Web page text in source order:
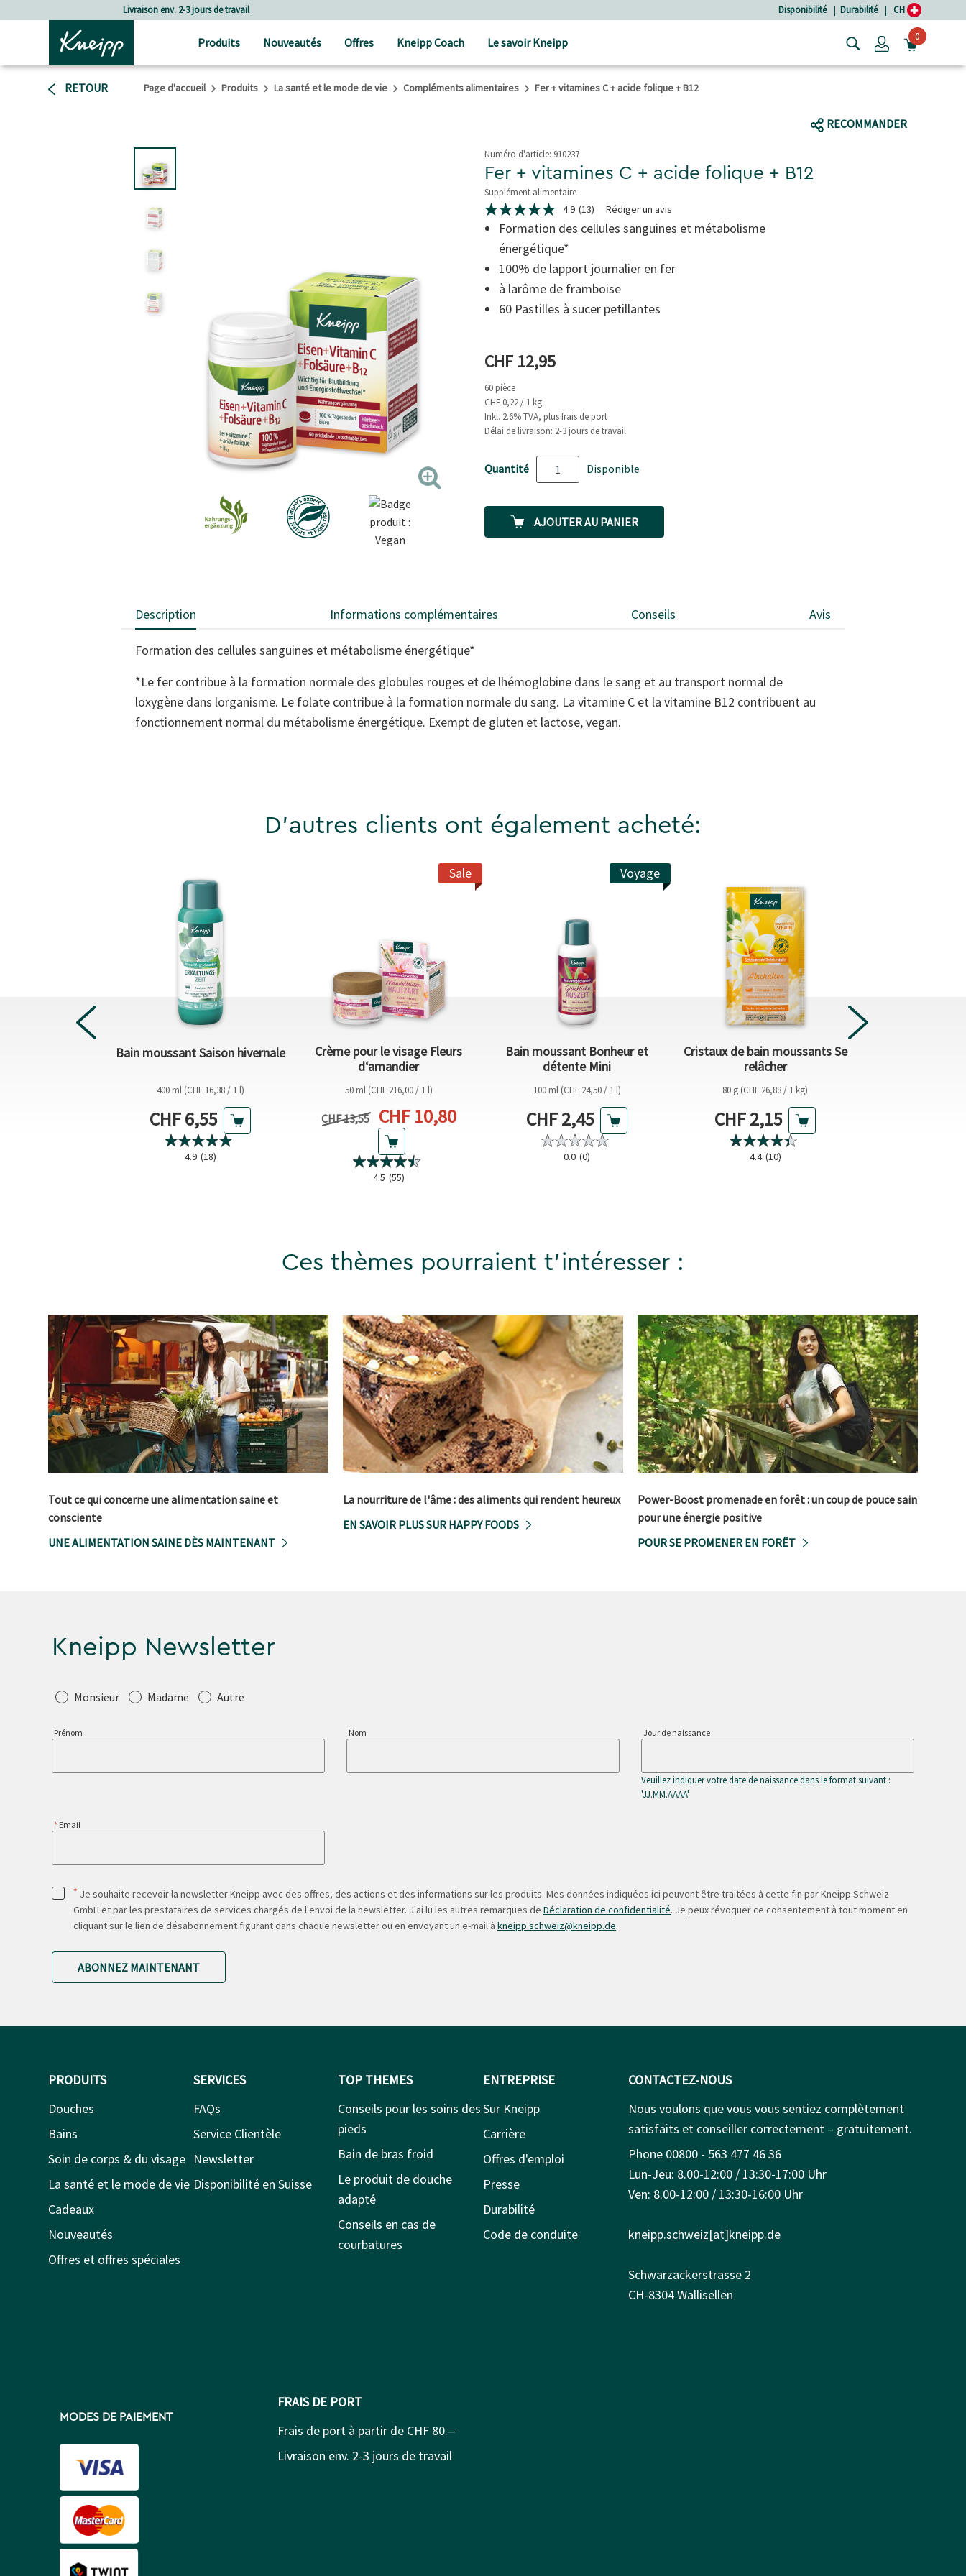
Passer au contenu principal
Passer au contenu du pied de pageFrais de port à partir de CHF 80.‒ Disponibilité | Durabilité | CH
Produits Nouveautés Offres Kneipp Coach Le savoir Kneipp Login0
RETOUR Page d'accueil Produits La santé et le mode de vie Compléments alimentaires Fer + vitamines C + acide folique + B12
RECOMMANDER
Numéro d'article: 910237
Fer + vitamines C + acide folique + B12
Supplément alimentaire
4.1 de 5 étoiles
4.9
étoiles
de
la
note
moyenne.
Read
Lien
sur
même
page.
4.9 (13) Rédiger un avis
Formation des cellules sanguines et métabolisme
énergétique*
100% de lapport journalier en fer
à larôme de framboise
60 Pastilles à sucer petillantes
Prix actuel
CHF 12,95
60 pièce
CHF 0,22 / 1 kg
Inkl. 2.6% TVA, plus frais de port
Délai de livraison: 2-3 jours de travail
Quantité Disponible
AJOUTER AU PANIER
Description Informations complémentaires Conseils Avis
Formation des cellules sanguines et métabolisme énergétique*
*Le fer contribue à la formation normale des globules rouges et de lhémoglobine dans le sang et au transport normal de
loxygène dans lorganisme. Le folate contribue à la formation normale du sang. La vitamine C et la vitamine B12 contribuent au
fonctionnement normal du métabolisme énergétique. Exempt de gluten et lactose, vegan.
D'autres clients ont également acheté:
Bain moussant Saison hivernale
400 ml (CHF 16,38 / 1 l)
Prix actuel
CHF 6,55
4.9 (18)
Sale
Crème pour le visage Fleurs
d‘amandier
50 ml (CHF 216,00 / 1 l)
Prix précédent
CHF 13,55 Prix actuel
CHF 10,80
4.5 (55)
Voyage
Bain moussant Bonheur et
détente Mini
100 ml (CHF 24,50 / 1 l)
Prix actuel
CHF 2,45
0.0 (0)
Cristaux de bain moussants Se
relâcher
80 g (CHF 26,88 / 1 kg)
Prix actuel
CHF 2,15
4.4 (10)
Ces thèmes pourraient t'intéresser :
Tout ce qui concerne une alimentation saine et
consciente
UNE ALIMENTATION SAINE DÈS MAINTENANT
La nourriture de l'âme : des aliments qui rendent heureux
EN SAVOIR PLUS SUR HAPPY FOODS
Power-Boost promenade en forêt : un coup de pouce sain
pour une énergie positive
POUR SE PROMENER EN FORÊT
Kneipp Newsletter
Salutation
Monsieur Madame Autre
Prénom Nom Jour de naissance
Veuillez indiquer votre date de naissance dans le format suivant :
'JJ.MM.AAAA'
Email
* Je souhaite recevoir la newsletter Kneipp avec des offres, des actions et des informations sur les produits. Mes données indiquées ici peuvent être traitées à cette fin par Kneipp Schweiz
GmbH et par les prestataires de services chargés de l'envoi de la newsletter. J'ai lu les autres remarques de Déclaration de confidentialité. Je peux révoquer ce consentement à tout moment en
cliquant sur le lien de désabonnement figurant dans chaque newsletter ou en envoyant un e-mail à kneipp.schweiz@kneipp.de.
ABONNEZ MAINTENANT
PRODUITS
Douches
Bains
Soin de corps & du visage
La santé et le mode de vie
Cadeaux
Nouveautés
Offres et offres spéciales
SERVICES
FAQs
Service Clientèle
Newsletter
Disponibilité en Suisse
TOP THEMES
Conseils pour les soins des
pieds
Bain de bras froid
Le produit de douche
adapté
Conseils en cas de
courbatures
ENTREPRISE
Sur Kneipp
Carrière
Offres d'emploi
Presse
Durabilité
Code de conduite
CONTACTEZ-NOUS
Nous voulons que vous vous sentiez complètement
satisfaits et conseiller correctement – gratuitement.
Phone 00800 - 563 477 46 36
Lun-Jeu: 8.00-12:00 / 13:30-17:00 Uhr
Ven: 8.00-12:00 / 13:30-16:00 Uhr
kneipp.schweiz[at]kneipp.de
Schwarzackerstrasse 2
CH-8304 Wallisellen
MODES DE PAIEMENT
FRAIS DE PORT
Frais de port à partir de CHF 80.‒
Livraison env. 2-3 jours de travail